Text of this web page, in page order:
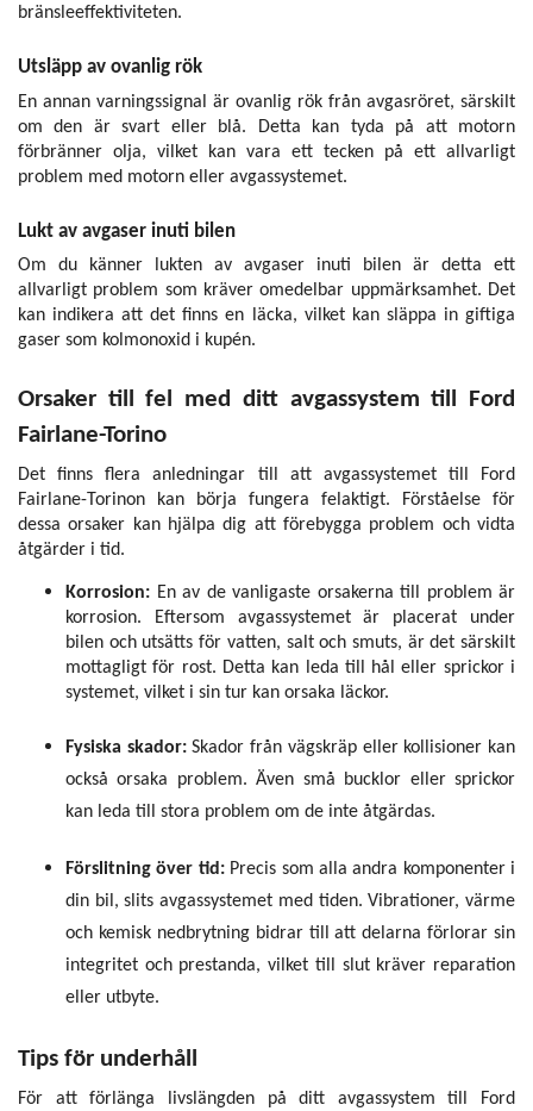
bränsleeffektiviteten.
Utsläpp av ovanlig rök
En annan varningssignal är ovanlig rök från avgasröret, särskilt
om den är svart eller blå. Detta kan tyda på att motorn
förbränner olja, vilket kan vara ett tecken på ett allvarligt
problem med motorn eller avgassystemet.
Lukt av avgaser inuti bilen
Om du känner lukten av avgaser inuti bilen är detta ett
allvarligt problem som kräver omedelbar uppmärksamhet. Det
kan indikera att det finns en läcka, vilket kan släppa in giftiga
gaser som kolmonoxid i kupén.
Orsaker till fel med ditt avgassystem till Ford
Fairlane-Torino
Det finns flera anledningar till att avgassystemet till Ford
Fairlane-Torinon kan börja fungera felaktigt. Förståelse för
dessa orsaker kan hjälpa dig att förebygga problem och vidta
åtgärder i tid.
Korrosion: En av de vanligaste orsakerna till problem är
korrosion. Eftersom avgassystemet är placerat under
bilen och utsätts för vatten, salt och smuts, är det särskilt
mottagligt för rost. Detta kan leda till hål eller sprickor i
systemet, vilket i sin tur kan orsaka läckor.
Fysiska skador:Skador från vägskräp eller kollisioner kan
också orsaka problem. Även små bucklor eller sprickor
kan leda till stora problem om de inte åtgärdas.
Förslitning över tid: Precis som alla andra komponenter i
din bil, slits avgassystemet med tiden. Vibrationer, värme
och kemisk nedbrytning bidrar till att delarna förlorar sin
integritet och prestanda, vilket till slut kräver reparation
eller utbyte.
Tips för underhåll
För att förlänga livslängden på ditt avgassystem till Ford